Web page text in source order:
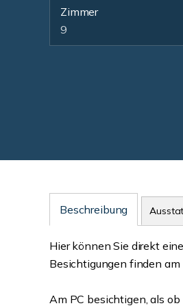
Zimmer
9
Beschreibung
Hier können Sie direkt
Besichtigungen finden
Am PC besichtigen, als